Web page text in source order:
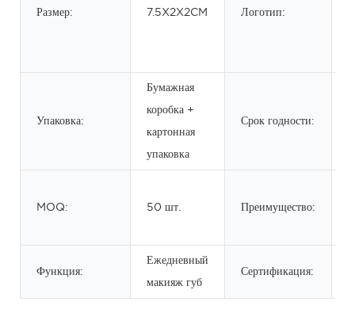
Размер: 7.5X2X2CM Логотип:
Упаковка:
Бумажная
коробка +
картонная
упаковка
Срок годности:
MOQ: 50 шт. Преимущество:
Функция:
Ежедневный
макияж губ
Сертификация: